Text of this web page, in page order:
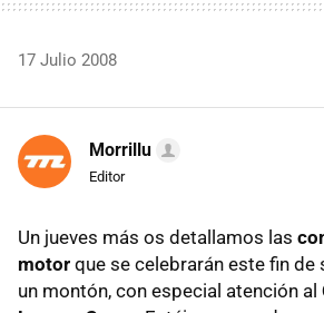
17 Julio 2008
Morrillu
Editor
Un jueves más os detallamos las
motor que se celebrarán este fin de
un montón, con especial atención al